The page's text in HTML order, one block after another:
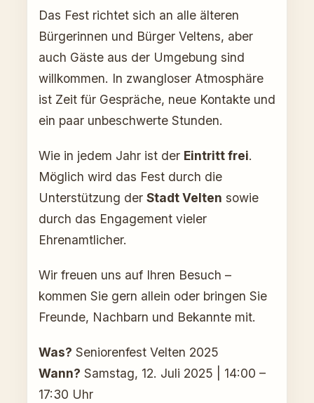
Das Fest richtet sich an alle älteren
Bürgerinnen und Bürger Veltens, aber
auch Gäste aus der Umgebung sind
willkommen. In zwangloser Atmosphäre
ist Zeit für Gespräche, neue Kontakte und
ein paar unbeschwerte Stunden.
Wie in jedem Jahr ist der Eintritt frei.
Möglich wird das Fest durch die
Unterstützung der Stadt Velten sowie
durch das Engagement vieler
Ehrenamtlicher.
Wir freuen uns auf Ihren Besuch –
kommen Sie gern allein oder bringen Sie
Freunde, Nachbarn und Bekannte mit.
Was? Seniorenfest Velten 2025
Wann? Samstag, 12. Juli 2025 | 14:00 –
17:30 Uhr